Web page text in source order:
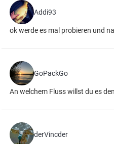
Addi93
ok werde es mal probieren und
GoPackGo
An welchem Fluss willst du es
derVincder